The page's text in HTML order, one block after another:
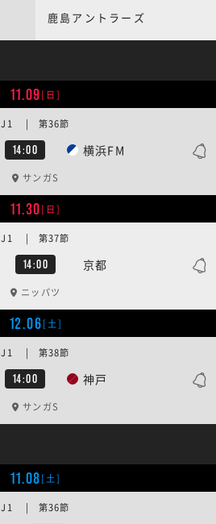
鹿島アントラーズ
11.09[日]
14:00 横浜FM
J1 | 第36節
サンガS
11.30[日]
14:00 京都
J1 | 第37節
ニッパツ
12.06[土]
14:00 神戸
J1 | 第38節
サンガS
11.08[土]
J1 | 第36節